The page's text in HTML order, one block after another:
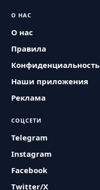
О НАС
О нас
Правила
Конфиденциальность
Наши приложения
Реклама
СОЦСЕТИ
Telegram
Instagram
Facebook
Twitter/X